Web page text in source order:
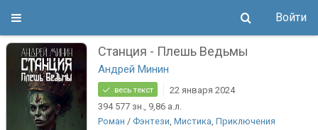
Войти
Станция - Плешь Ведьмы
Андрей Минин
весь текст
22 января 2024
394 577 зн., 9,86 а.л.
Роман / Фэнтези, Мистика, Приключения